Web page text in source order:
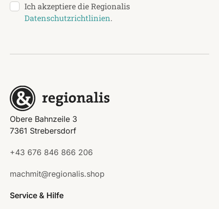
Ich akzeptiere die Regionalis
Datenschutzrichtlinien.
Obere Bahnzeile 3
7361 Strebersdorf
+43 676 846 866 206
machmit@regionalis.shop
Service & Hilfe